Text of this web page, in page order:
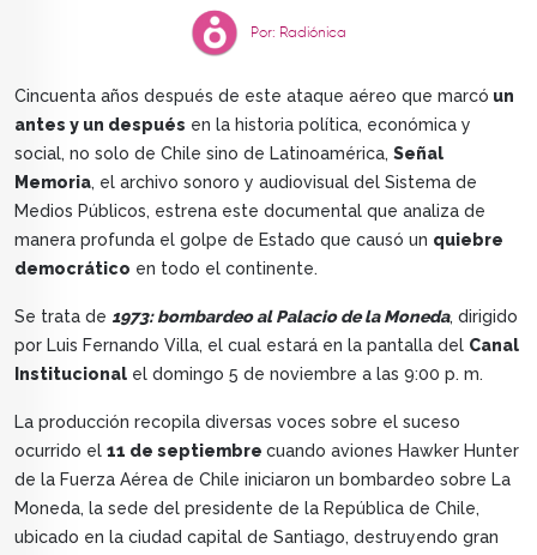
Por: Radiónica
Cincuenta años después de este ataque aéreo que marcó un
antes y un después en la historia política, económica y
social, no solo de Chile sino de Latinoamérica, Señal
Memoria, el archivo sonoro y audiovisual del Sistema de
Medios Públicos, estrena este documental que analiza de
manera profunda el golpe de Estado que causó un quiebre
democrático en todo el continente.
Se trata de 1973: bombardeo al Palacio de la Moneda, dirigido
por Luis Fernando Villa, el cual estará en la pantalla del Canal
Institucional el domingo 5 de noviembre a las 9:00 p. m.
La producción recopila diversas voces sobre el suceso
ocurrido el 11 de septiembre cuando aviones Hawker Hunter
de la Fuerza Aérea de Chile iniciaron un bombardeo sobre La
Moneda, la sede del presidente de la República de Chile,
ubicado en la ciudad capital de Santiago, destruyendo gran